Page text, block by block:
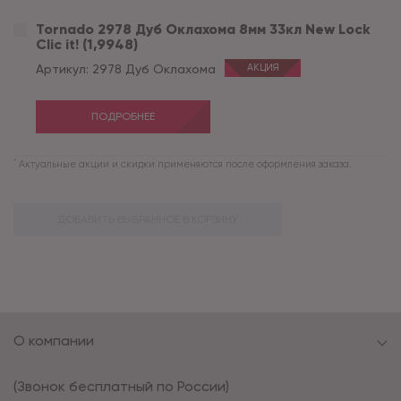
Tornado 2978 Дуб Оклахома 8мм 33кл New Lock
Clic it! (1,9948)
Артикул: 2978 Дуб Оклахома АКЦИЯ
ПОДРОБНЕЕ
* Актуальные акции и скидки применяются после оформления заказа.
(Звонок бесплатный по России)
О компании